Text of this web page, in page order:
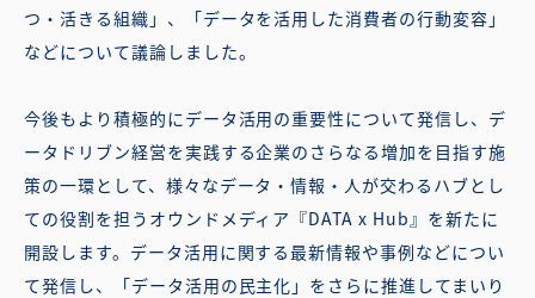
つ・活きる組織」、「データを活用した消費者の行動変容」
などについて議論しました。
今後もより積極的にデータ活用の重要性について発信し、デ
ータドリブン経営を実践する企業のさらなる増加を目指す施
策の一環として、様々なデータ・情報・人が交わるハブとし
ての役割を担うオウンドメディア『DATA x Hub』を新たに
開設します。データ活用に関する最新情報や事例などについ
て発信し、「データ活用の民主化」をさらに推進してまいり